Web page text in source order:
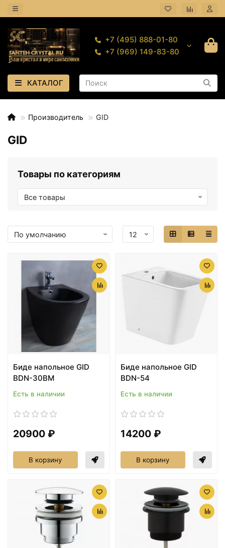
+7 (495) 888-01-80
+7 (969) 149-83-80
КАТАЛОГ
Производитель GID
GID
Товары по категориям
Биде напольное GID
BDN-30BM
Есть в наличии
20900 ₽
В корзину
Биде напольное GID
BDN-54
Есть в наличии
14200 ₽
В корзину